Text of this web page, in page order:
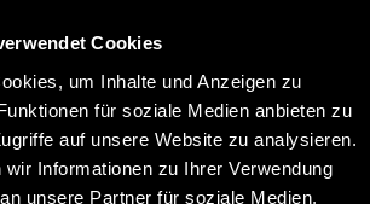
Cookies
um Inhalte und Anzeigen zu
für soziale Medien anbieten zu
auf unsere Website zu analysieren.
wir Informationen zu Ihrer Verwendung
unsere Partner für soziale Medien,
Schönstein, Fakultät Angewandte
Fakultät Angewandte
bietet einen verständlichen Einblick
der häuslichen